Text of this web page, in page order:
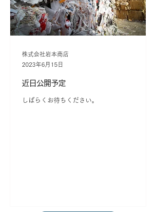
近日公開予定
しばらくお待ちください。
株式会社岩本商店
2023年6月15日